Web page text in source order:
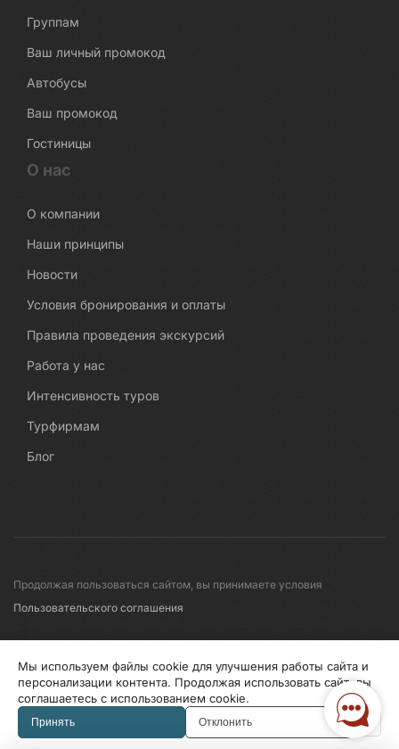
Группам
Ваш личный промокод
Автобусы
Ваш промокод
Гостиницы
О нас
О компании
Наши принципы
Новости
Условия бронирования и оплаты
Правила проведения экскурсий
Работа у нас
Интенсивность туров
Турфирмам
Блог
Продолжая пользоваться сайтом, вы принимаете условия
Пользовательского соглашения
© 2008-2026 Первые линии
Информация по исп. cookies Правила обработки перс.данных
Мы используем файлы cookie для улучшения работы сайта и
персонализации контента. Продолжая использовать сайт, вы
соглашаетесь с использованием cookie.
Принять Отклонить